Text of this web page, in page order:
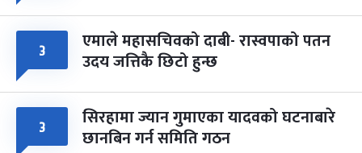
३ एमाले महासचिवको दाबी- रास्वपाको पतन
उदय जत्तिकै छिटो हुन्छ
३ सिरहामा ज्यान गुमाएका यादवको घटनाबारे
छानबिन गर्न समिति गठन